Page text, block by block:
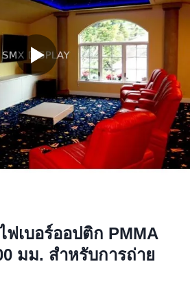
ฟเบอร์ออปติก PMMA
มม. สำหรับการถ่าย